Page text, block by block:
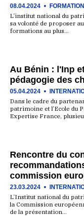
08.04.2024 FORMATION
L’institut national du
sa volonté de proposer
formations au plus…
Au Bénin : l'Inp
pédagogie des
05.04.2024
Dans le cadre du
patrimoine et l’Ecole du
Expertise France,
Rencontre du
commission
23.03.2024
L’Institut national du
la Commission
de la présentation…